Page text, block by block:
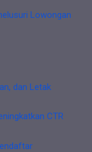
Lowongan
dan Letak
CTR